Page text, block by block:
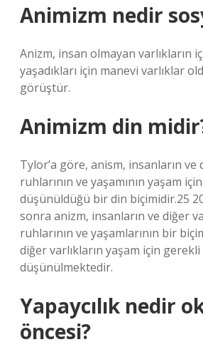
Animizm nedir
Anizm, insan olmayan varlıkların
yaşadıkları için manevi varlıklar
görüştür.
Animizm din
Tylor’a göre, anism, insanların ve
ruhlarının ve yaşamının yaşam
düşünüldüğü bir din biçimidir.25
sonra anizm, insanların ve diğer
ruhlarının ve yaşamlarının bir
diğer varlıkların yaşam için
düşünülmektedir.
Yapaycılık nedir
öncesi?